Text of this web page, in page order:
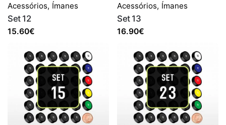
Acessórios, Ímanes
Set 12
15.60€
Acessórios, Ímanes
Set 13
16.90€